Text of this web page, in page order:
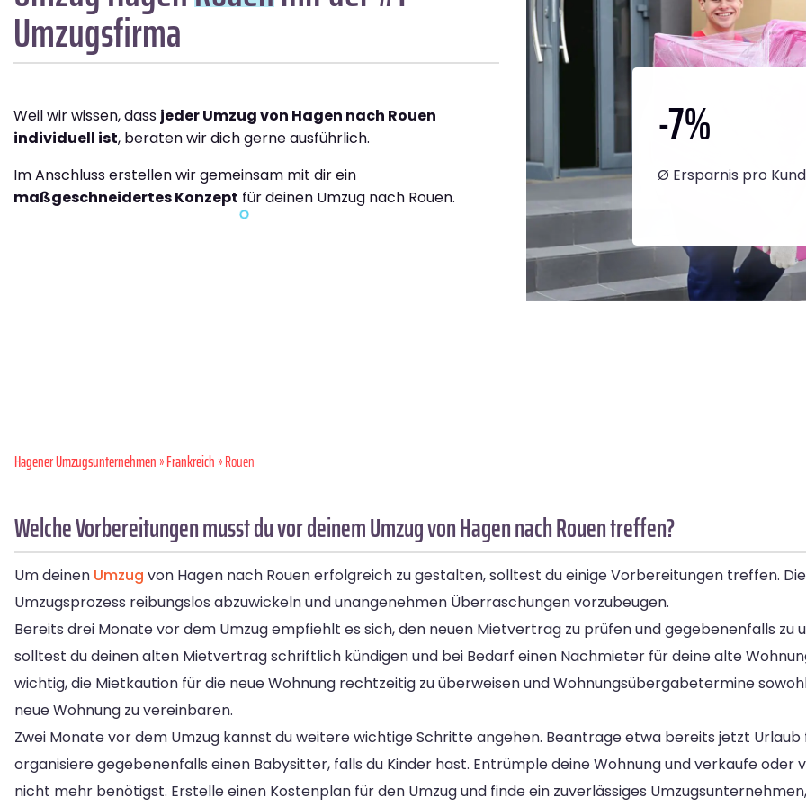
Umzugsfirma
Weil wir wissen, dass jeder Umzug von Hagen nach Rouen
individuell ist, beraten wir dich gerne ausführlich.
Im Anschluss erstellen wir gemeinsam mit dir ein
maßgeschneidertes Konzept für deinen Umzug nach Rouen.
-7%
Ø Ersparnis pro
Hagener Umzugsunternehmen»Frankreich» Rouen
Welche Vorbereitungen musst du vor deinem Umzug von Hagen nach Rouen treffen?
Um deinen Umzug von Hagen nach Rouen erfolgreich zu gestalten, solltest du einige Vorbereitungen treffen.
Umzugsprozess reibungslos abzuwickeln und unangenehmen Überraschungen vorzubeugen.
Bereits drei Monate vor dem Umzug empfiehlt es sich, den neuen Mietvertrag zu prüfen und gegebenenfalls zu
solltest du deinen alten Mietvertrag schriftlich kündigen und bei Bedarf einen Nachmieter für deine alte
wichtig, die Mietkaution für die neue Wohnung rechtzeitig zu überweisen und Wohnungsübergabetermine
neue Wohnung zu vereinbaren.
Zwei Monate vor dem Umzug kannst du weitere wichtige Schritte angehen. Beantrage etwa bereits jetzt Urlaub
organisiere gegebenenfalls einen Babysitter, falls du Kinder hast. Entrümple deine Wohnung und verkaufe oder
nicht mehr benötigst. Erstelle einen Kostenplan für den Umzug und finde ein zuverlässiges